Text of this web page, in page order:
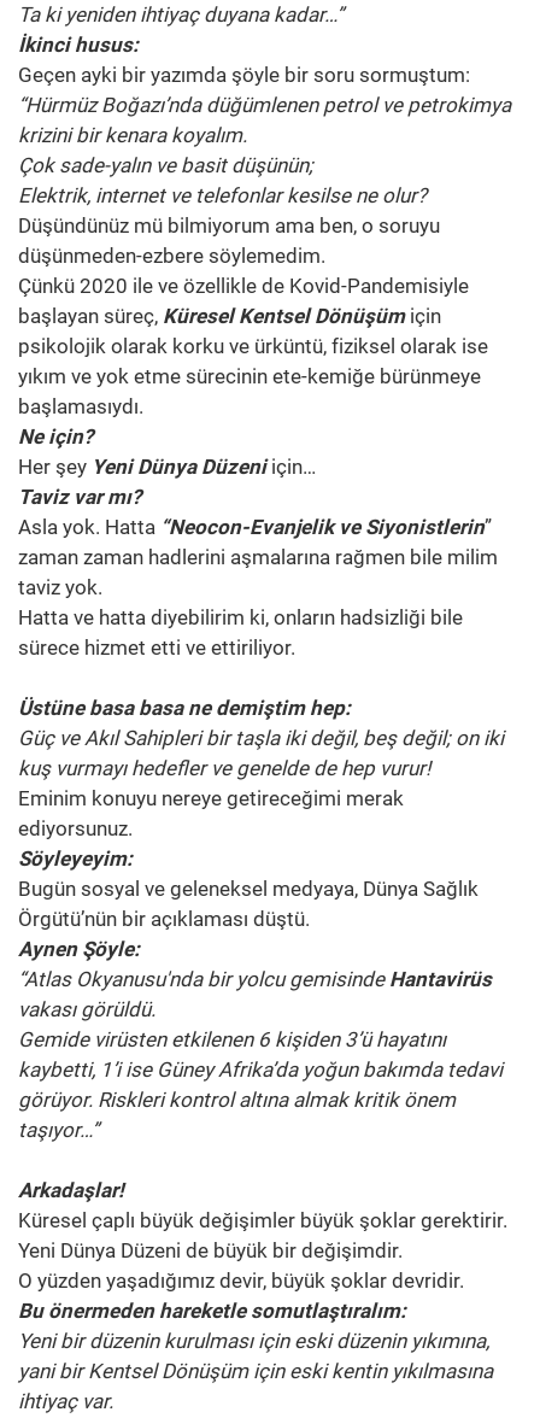
Ta ki yeniden ihtiyaç duyana kadar…”
İkinci husus:
Geçen ayki bir yazımda şöyle bir soru sormuştum:
“Hürmüz Boğazı’nda düğümlenen petrol ve petrokimya
krizini bir kenara koyalım.
Çok sade-yalın ve basit düşünün;
Elektrik, internet ve telefonlar kesilse ne olur?
Düşündünüz mü bilmiyorum ama ben, o soruyu
düşünmeden-ezbere söylemedim.
Çünkü 2020 ile ve özellikle de Kovid-Pandemisiyle
başlayan süreç, Küresel Kentsel Dönüşümiçin
psikolojik olarak korku ve ürküntü, fiziksel olarak ise
yıkım ve yok etme sürecinin ete-kemiğe bürünmeye
başlamasıydı.
Ne için?
Her şey Yeni Dünya Düzeniiçin…
Taviz var mı?
Asla yok. Hatta “Neocon-Evanjelik ve Siyonistlerin”
zaman zaman hadlerini aşmalarına rağmen bile milim
taviz yok.
Hatta ve hatta diyebilirim ki, onların hadsizliği bile
sürece hizmet etti ve ettiriliyor.
Üstüne basa basa ne demiştim hep:
Güç ve Akıl Sahipleri bir taşla iki değil, beş değil; on iki
kuş vurmayı hedefler ve genelde de hep vurur!
Eminim konuyu nereye getireceğimi merak
ediyorsunuz.
Söyleyeyim:
Bugün sosyal ve geleneksel medyaya, Dünya Sağlık
Örgütü’nün bir açıklaması düştü.
Aynen Şöyle:
“Atlas Okyanusu'nda bir yolcu gemisinde Hantavirüs
vakası görüldü.
Gemide virüsten etkilenen 6 kişiden 3’ü hayatını
kaybetti, 1’i ise Güney Afrika’da yoğun bakımda tedavi
görüyor. Riskleri kontrol altına almak kritik önem
taşıyor…”
Arkadaşlar!
Küresel çaplı büyük değişimler büyük şoklar gerektirir.
Yeni Dünya Düzeni de büyük bir değişimdir.
O yüzden yaşadığımız devir, büyük şoklar devridir.
Bu önermeden hareketle somutlaştıralım:
Yeni bir düzenin kurulması için eski düzenin yıkımına,
yani bir Kentsel Dönüşüm için eski kentin yıkılmasına
ihtiyaç var.